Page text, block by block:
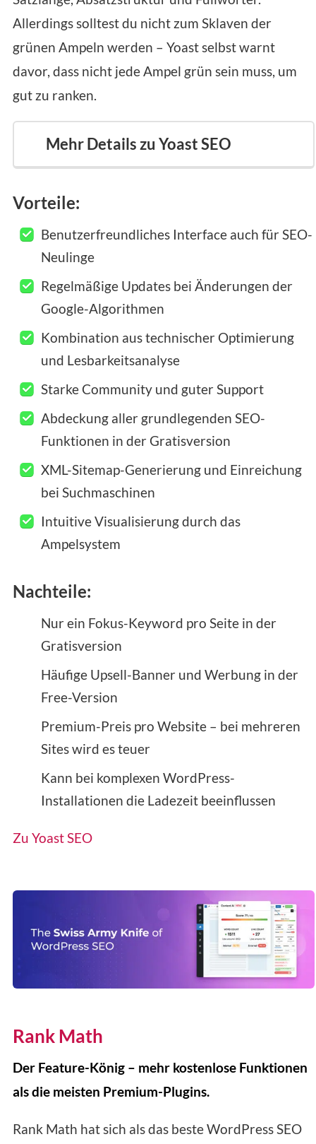
Allerdings solltest du nicht zum Sklaven der
grünen Ampeln werden – Yoast selbst warnt
davor, dass nicht jede Ampel grün sein muss, um
gut zu ranken.
Mehr Details zu Yoast SEO
Vorteile:
Benutzerfreundliches Interface auch für SEO-
Neulinge
Regelmäßige Updates bei Änderungen der
Google-Algorithmen
Kombination aus technischer Optimierung
und Lesbarkeitsanalyse
Starke Community und guter Support
Abdeckung aller grundlegenden SEO-
Funktionen in der Gratisversion
XML-Sitemap-Generierung und Einreichung
bei Suchmaschinen
Intuitive Visualisierung durch das
Ampelsystem
Nachteile:
Nur ein Fokus-Keyword pro Seite in der
Gratisversion
Häufige Upsell-Banner und Werbung in der
Free-Version
Premium-Preis pro Website – bei mehreren
Sites wird es teuer
Kann bei komplexen WordPress-
Installationen die Ladezeit beeinflussen
Zu Yoast SEO
Rank Math
Der Feature-König – mehr kostenlose Funktionen
als die meisten Premium-Plugins.
Rank Math hat sich als das beste WordPress SEO